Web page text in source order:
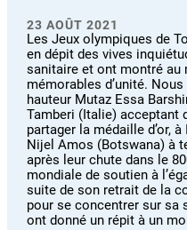
23 AOÛT 2021
Les Jeux olympiques de
en dépit des vives
sanitaire et ont montré au
mémorables d’unité.
hauteur Mutaz Essa
Tamberi (Italie) acceptant
partager la médaille d’or,
Nijel Amos (Botswana) à
après leur chute dans le
mondiale de soutien à
suite de son retrait de la
pour se concentrer sur sa
ont donné un répit à un